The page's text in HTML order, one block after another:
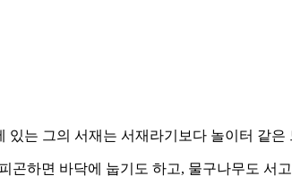
는 그의 서재는 서재라기보다 놀이터 같은
곤하면 바닥에 눕기도 하고, 물구나무도 서